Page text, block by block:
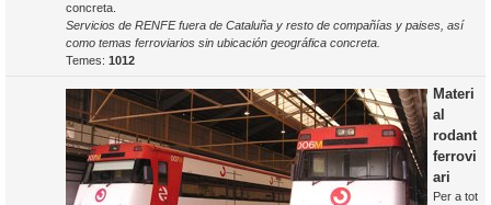
concreta.
Servicios de RENFE fuera de Cataluña y resto de compañías y paises, así
como temas ferroviarios sin ubicación geográfica concreta.
Temes: 1012
Materi
al
rodant
ferrovi
ari
Per a tot